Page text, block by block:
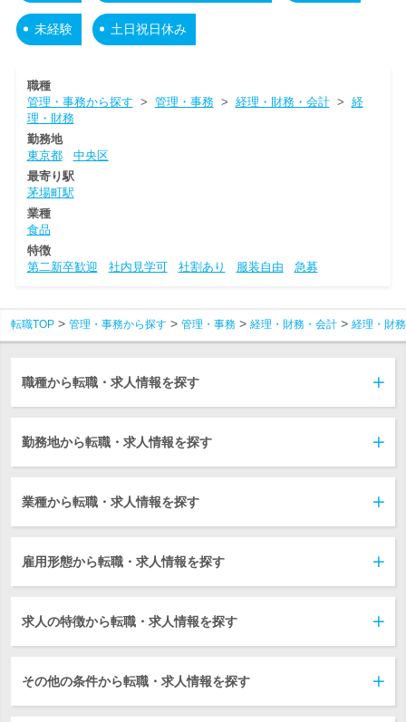
未経験 土日祝日休み
職種
管理・事務から探す > 管理・事務> 経理・財務・会計> 経
理・財務
勤務地
東京都
中央区
最寄り駅
茅場町駅
業種
食品
特徴
第二新卒歓迎
社内見学可 社割あり 服装自由 急募
転職TOP 管理・事務から探す 管理・事務 経理・財務・会計 経理・財務
職種から転職・求人情報を探す
勤務地から転職・求人情報を探す
業種から転職・求人情報を探す
雇用形態から転職・求人情報を探す
求人の特徴から転職・求人情報を探す
その他の条件から転職・求人情報を探す